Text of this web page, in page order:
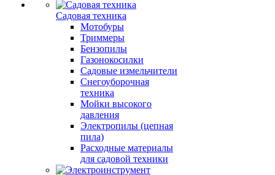
Садовая техника
Мотобуры
Триммеры
Бензопилы
Газонокосилки
Садовые измельчители
Снегоуборочная
техника
Мойки высокого
давления
Электропилы (цепная
пила)
Расходные материалы
для садовой техники